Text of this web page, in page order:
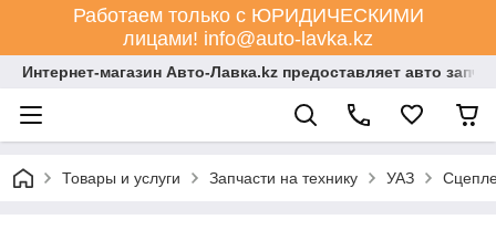
Работаем только с ЮРИДИЧЕСКИМИ
лицами! info@auto-lavka.kz
Интернет-магазин Авто-Лавка.kz предоставляет авто
Товары и услуги Запчасти на технику УАЗ